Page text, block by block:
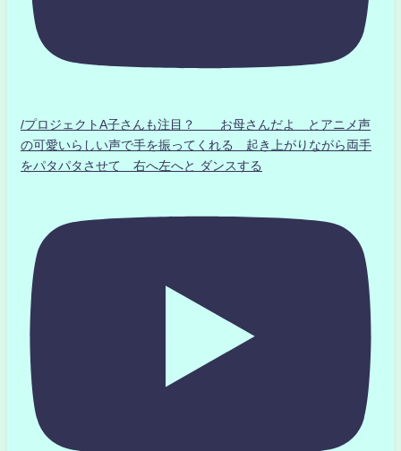
/プロジェクトA子さんも注目？ お母さんだよ とアニメ声
の可愛いらしい声で手を振ってくれる 起き上がりながら両手
をパタパタさせて 右へ左へと ダンスする